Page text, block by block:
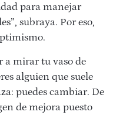
para manejar
subraya. Por eso,
a mirar tu vaso de
alguien que suele
puedes cambiar. De
de mejora puesto